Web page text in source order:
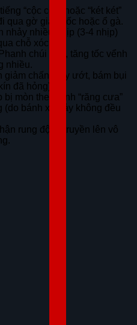
“cộc cộc” hoặc “két két”
qua gờ giảm tốc hoặc ổ gà.
nhảy nhiều nhịp (3-4 nhịp)
chỗ xóc.
chúi đầu, tăng tốc vểnh
nhiều.
giảm chấn thấy ướt, bám bụi
đã hỏng).
bị mòn theo hình “răng cưa”
(do bánh xe nảy không đều
rung động truyền lên vô